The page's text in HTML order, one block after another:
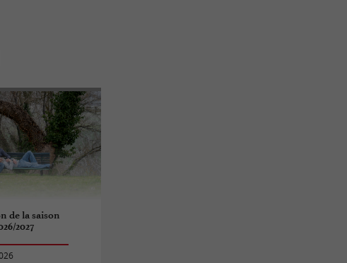
de la saison
2027